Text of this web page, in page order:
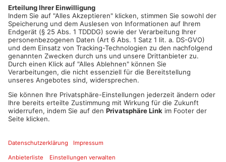
Artikel teilen
ANZEIGE
Mehr aus Main-
Kinzig-Kreis